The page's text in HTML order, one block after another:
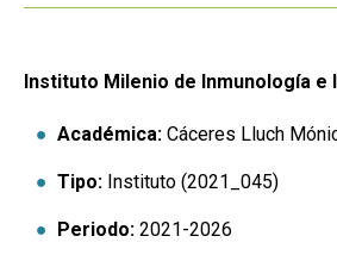
Instituto Milenio de Inmunología e
Académica: Cáceres Lluch
Tipo: Instituto (2021_045)
Periodo: 2021-2026